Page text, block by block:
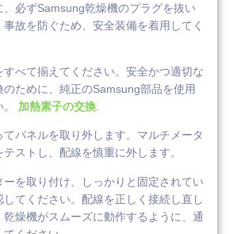
、必ずSamsung乾燥機のプラグを抜い
事故を防ぐため、安全装備を着用してく
すべて揃えてください。安全かつ適切な
のために、純正のSamsung部品を使用
加熱素子の交換
てパネルを取り外します。マルチメータ
ストし、配線を慎重に外します。
ーを取り付け、しっかりと固定されてい
してください。配線を正しく接続し直し
乾燥機がスムーズに動作するように、通